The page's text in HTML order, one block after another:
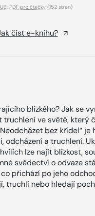
, PDF pro čtečky(152 stran)
číst e-knihu?
blízkého? Jak se
truchlení ve světě, který
bez křídel“ je
odcházení a truchlení.
lze najít blízkost,
svědectví o odvaze
přichází po jeho
truchlí nebo hledají